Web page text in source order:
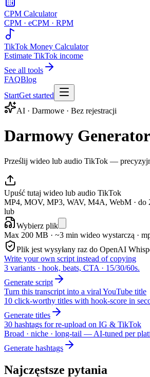
CPM Calculator
CPM · eCPM · RPM
TikTok Money Calculator
Estimate TikTok income
See all tools
FAQBlog
StartGet started
AI · Darmowe · Bez rejestracji
Darmowy
Prześlij wideo lub audio TikTok —
Upuść tutaj wideo lub audio TikTok
MP4, MOV, MP3, WAV, M4A, WebM · do
lub
Wybierz plik
Max 200 MB · ~3 min wideo wystarczą ·
Plik jest wysyłany raz do OpenAI
Write your own script instead of copying
3 variants · hook, beats, CTA · 15/30/60s.
Generate script
Turn this transcript into a viral YouTube title
10 click-worthy titles with hook-score in
Generate titles
30 hashtags for re-upload on IG & TikTok
Broad · niche · long-tail — AI-tuned per
Generate hashtags
Najczęstsze pytania